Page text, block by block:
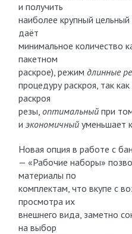
и получить
наиболее крупный цельный
даёт
минимальное количество
пакетном
раскрое), режим длинные
процедуру раскроя, так
раскроя
резы, оптимальныйпри
и экономичныйуменьшает
Новая опция в работе с
— «Рабочие наборы»
материалы по
комплектам, что вкупе с
просмотра их
внешнего вида, заметно
на выбор